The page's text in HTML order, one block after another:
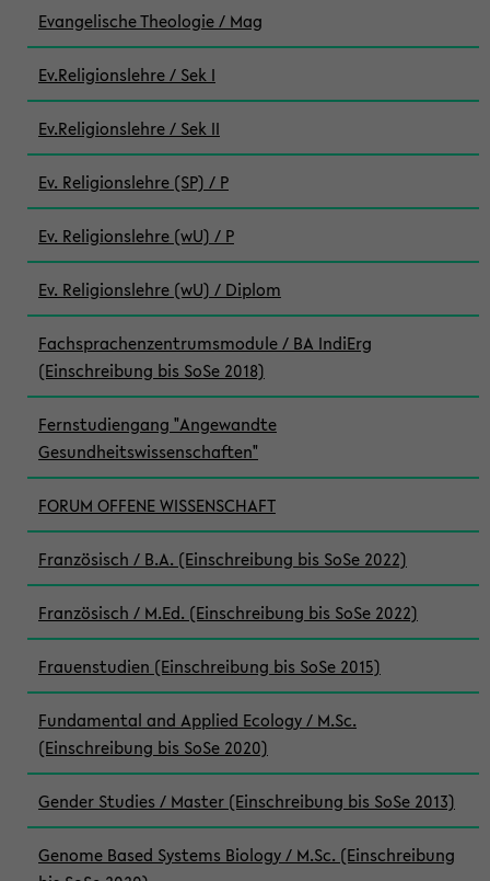
Evangelische Theologie / Mag
Ev.Religionslehre / Sek I
Ev.Religionslehre / Sek II
Ev. Religionslehre (SP) / P
Ev. Religionslehre (wU) / P
Ev. Religionslehre (wU) / Diplom
Fachsprachenzentrumsmodule / BA IndiErg
(Einschreibung bis SoSe 2018)
Fernstudiengang "Angewandte
Gesundheitswissenschaften"
FORUM OFFENE WISSENSCHAFT
Französisch / B.A. (Einschreibung bis SoSe 2022)
Französisch / M.Ed. (Einschreibung bis SoSe 2022)
Frauenstudien (Einschreibung bis SoSe 2015)
Fundamental and Applied Ecology / M.Sc.
(Einschreibung bis SoSe 2020)
Gender Studies / Master (Einschreibung bis SoSe 2013)
Genome Based Systems Biology / M.Sc. (Einschreibung